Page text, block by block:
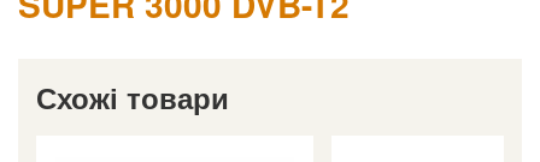
Схожі товари